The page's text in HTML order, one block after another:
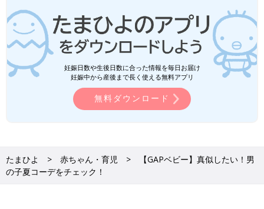
妊娠日数や生後日数に合った情報を毎日お届け
妊娠中から産後まで長く使える無料アプリ
無料ダウンロード
たまひよ 赤ちゃん・育児
【GAPベビー】真似したい！男
の子夏コーデをチェック！